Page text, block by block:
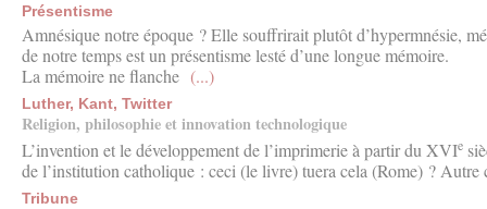
Présentisme
Amnésique notre époque ? Elle souffrirait plutôt d’hypermnésie,
de notre temps est un présentisme lesté d’une longue mémoire.
La mémoire ne flanche (...)
Luther, Kant, Twitter
Religion, philosophie et innovation technologique
L’invention et le développement de l’imprimerie à partir du XVIe
de l’institution catholique : ceci (le livre) tuera cela (Rome) ? Autre
Tribune